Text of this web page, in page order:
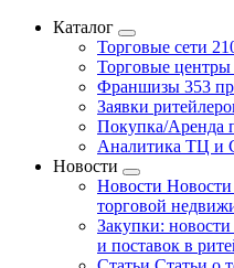
Каталог
Торговые сети
Торговые центры
Франшизы 353
Заявки
Покупка/Аренда
Аналитика ТЦ и
Новости
Новости
торговой
Закупки: новости
и поставок в